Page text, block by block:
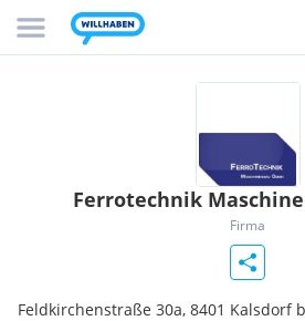
Ferrotechnik
Firma
Feldkirchenstraße 30a, 8401 Kalsdorf